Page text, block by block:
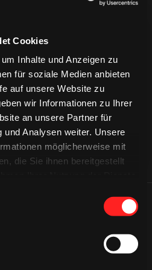
Cookies
Inhalte und Anzeigen zu
für soziale Medien anbieten
auf unsere Website zu
wir Informationen zu Ihrer
an unsere Partner für
und Analysen weiter. Unsere
möglicherweise mit
die Sie ihnen bereitgestellt
& CO
& CO
& CO